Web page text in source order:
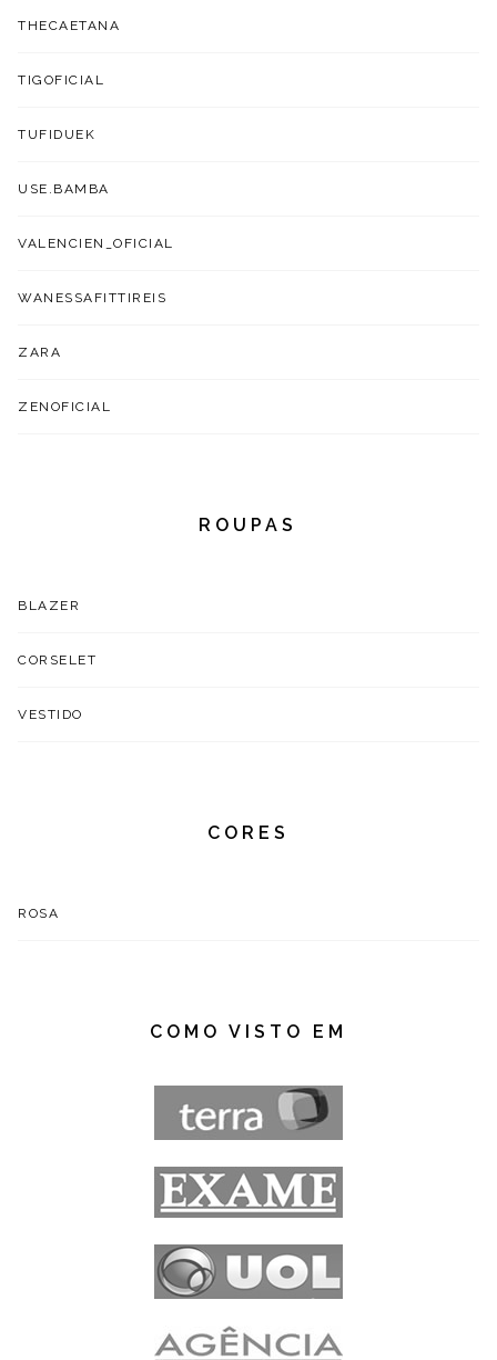
THECAETANA
TIGOFICIAL
TUFIDUEK
USE.BAMBA
VALENCIEN_OFICIAL
WANESSAFITTIREIS
ZARA
ZENOFICIAL
ROUPAS
BLAZER
CORSELET
VESTIDO
CORES
ROSA
COMO VISTO EM